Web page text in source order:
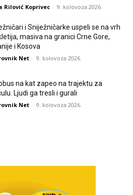
Rilović Koprivec - 9. kolovoza 2026.
i Sniježničarke uspeli se na vrh
masiva na granici Crne Gore,
i Kosova
Net - 9. kolovoza 2026.
na kat zapeo na trajektu za
Ljudi ga tresli i gurali
Net - 9. kolovoza 2026.